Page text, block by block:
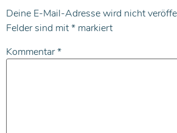
Deine E-Mail-Adresse wird nicht
Felder sind mit* markiert
Kommentar*